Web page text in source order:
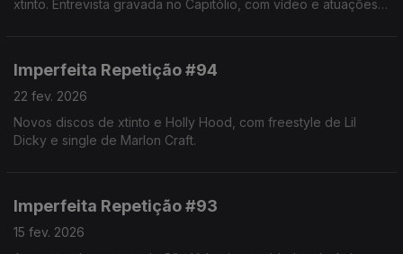
xtinto. Entrevista gravada no Capitólio, com vídeo e atuações
Imperfeita Repetição #94
22 fev. 2026
Novos discos de xtinto e Holly Hood, com freestyle de Lil
Dicky e single de Marlon Craft.
Imperfeita Repetição #93
15 fev. 2026